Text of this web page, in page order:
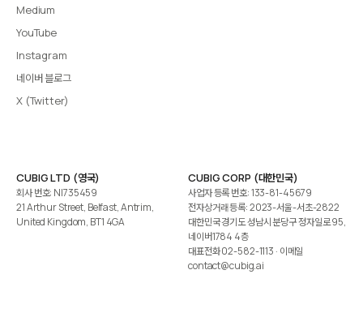
Medium
YouTube
Instagram
네이버 블로그
X (Twitter)
CUBIG LTD (영국)
회사 번호: NI735459
21 Arthur Street, Belfast, Antrim,
United Kingdom, BT1 4GA
CUBIG CORP (대한민국)
사업자 등록 번호: 133-81-45679
전자상거래 등록: 2023-서울-서초-2822
대한민국 경기도 성남시 분당구 정자일로 95,
네이버1784 4층
대표전화02-582-1113 · 이메일
contact@cubig.ai